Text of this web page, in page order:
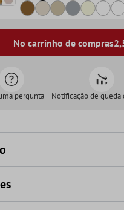
No carrinho de compras
pergunta Notificação de queda